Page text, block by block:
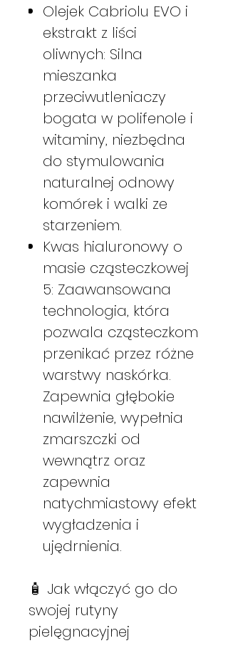
Olejek Cabriolu EVO i
ekstrakt z liści
oliwnych: Silna
mieszanka
przeciwutleniaczy
bogata w polifenole i
witaminy, niezbędna
do stymulowania
naturalnej odnowy
komórek i walki ze
starzeniem.
Kwas hialuronowy o
masie cząsteczkowej
5: Zaawansowana
technologia, która
pozwala cząsteczkom
przenikać przez różne
warstwy naskórka.
Zapewnia głębokie
nawilżenie, wypełnia
zmarszczki od
wewnątrz oraz
zapewnia
natychmiastowy efekt
wygładzenia i
ujędrnienia.
🧴 Jak włączyć go do
swojej rutyny
pielęgnacyjnej